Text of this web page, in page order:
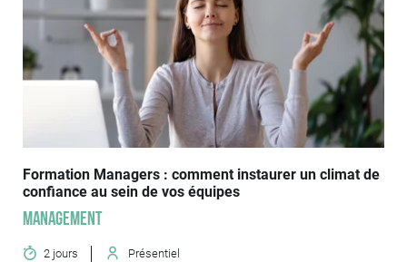
Formation Managers : comment instaurer un climat de
confiance au sein de vos équipes
Management
2 jours Présentiel